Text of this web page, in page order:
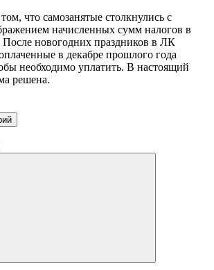
что самозанятые столкнулись с
начисленных сумм налогов в
новогодних праздников в ЛК
в декабре прошлого года
необходимо уплатить. В настоящий
решена.